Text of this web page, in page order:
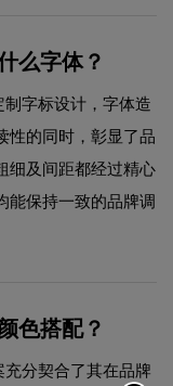
么字体？
制字标设计，字体造
性的同时，彰显了品
细及间距都经过精心
能保持一致的品牌调
色搭配？
充分契合了其在品牌